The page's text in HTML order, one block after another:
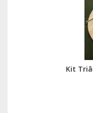
Kit